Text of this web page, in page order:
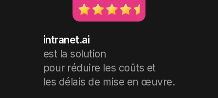
intranet.ai
est la solution
pour réduire les coûts et
les délais de mise en œuvre.